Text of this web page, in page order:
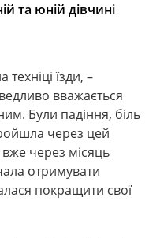
та юній дівчині
їзди, –
вважається
Були падіння, біль
через цей
через місяць
отримувати
покращити свої